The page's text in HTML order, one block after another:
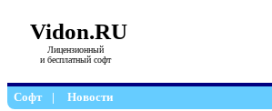
Vidon.RU
Лицензионный
и бесплатный софт
Софт | Новости